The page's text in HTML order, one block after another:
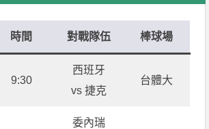
時間 對戰隊伍 棒球場
9:30
西班牙
vs 捷克
台體大
委內瑞